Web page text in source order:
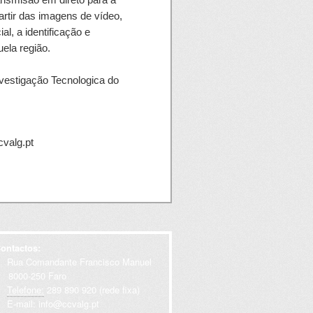
das imagens de vídeo,
a identificação e
região.
Tecnologica do
Rua Comandante Francisco Manuel
250 Faro
Telefone: 289 890 920 (rede fixa)
E-mail: info@ccvalg.pt